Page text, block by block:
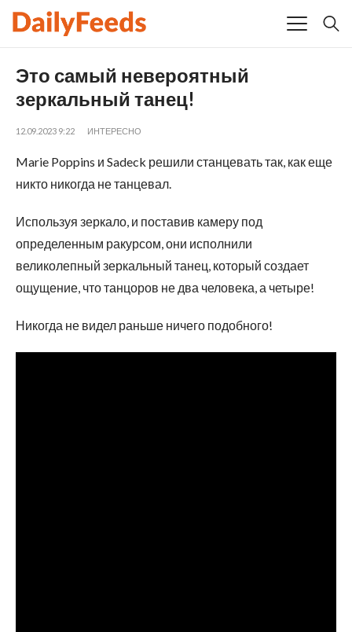
Это самый невероятный
зеркальный танец!
12.09.2023 9:22 ИНТЕРЕСНО
Marie Poppins и Sadeck решили станцевать так, как еще
никто никогда не танцевал.
Используя зеркало, и поставив камеру под
определенным ракурсом, они исполнили
великолепный зеркальный танец, который создает
ощущение, что танцоров не два человека, а четыре!
Никогда не видел раньше ничего подобного!